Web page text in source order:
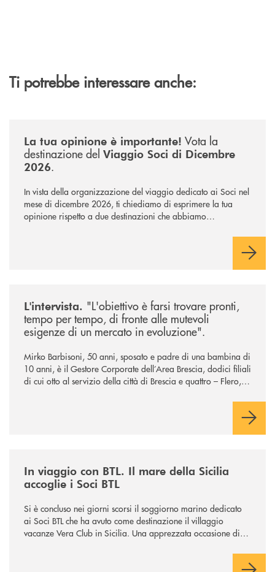
Ti potrebbe interessare anche:
La tua opinione è importante! Vota la
destinazione del Viaggio Soci di Dicembre
2026.
In vista della organizzazione del viaggio dedicato ai Soci nel
mese di dicembre 2026, ti chiediamo di esprimere la tua
opinione rispetto a due destinazioni che abbiamo
L'intervista. "L'obiettivo è farsi trovare pronti,
tempo per tempo, di fronte alle mutevoli
esigenze di un mercato in evoluzione".
Mirko Barbisoni, 50 anni, sposato e padre di una bambina di
10 anni, è il Gestore Corporate dell’Area Brescia, dodici filiali
di cui otto al servizio della città di Brescia e quattro – Flero,
In viaggio con BTL. Il mare della Sicilia
accoglie i Soci BTL
Si è concluso nei giorni scorsi il soggiorno marino dedicato
ai Soci BTL che ha avuto come destinazione il villaggio
vacanze Vera Club in Sicilia. Una apprezzata occasione di